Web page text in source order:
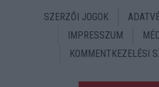
SZERZŐI JOGOK
IMPRESSZUM
KOMMENTKEZELÉSI